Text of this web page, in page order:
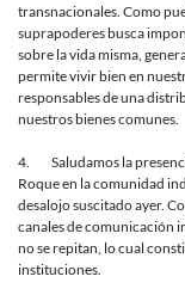
transnacionales. Como
suprapoderes busca
sobre la vida misma,
permite vivir bien en
responsables de una
nuestros bienes comunes.
4. Saludamos la
Roque en la comunidad
desalojo suscitado ayer.
canales de comunicación
no se repitan, lo cual
instituciones.